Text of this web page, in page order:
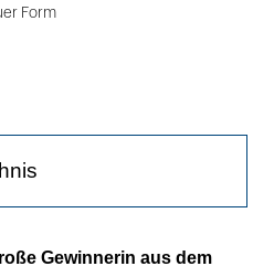
Form
bluten
Gewinnerin aus dem